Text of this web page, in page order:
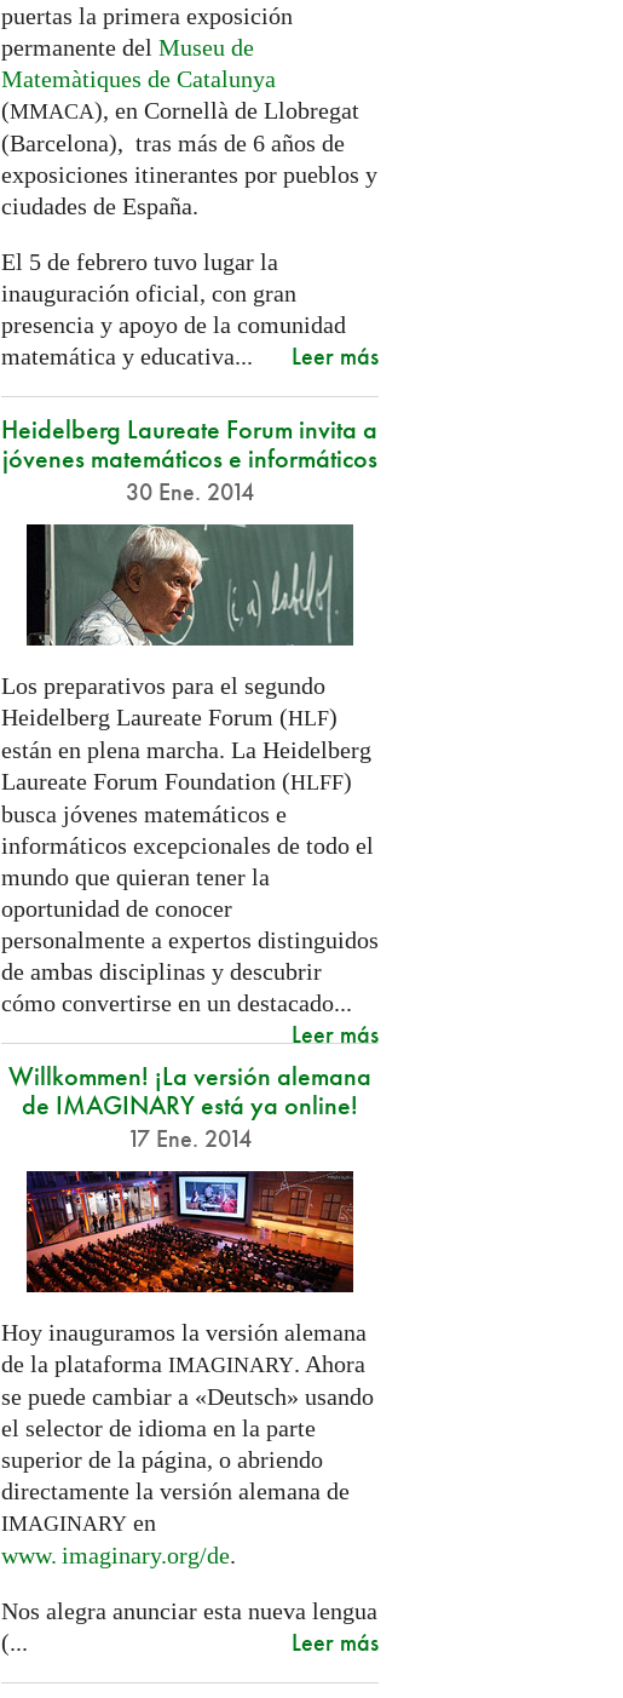
puertas la primera exposición
permanente del Museu de
Matemàtiques de Catalunya
(MMACA), en Cornellà de Llobregat
(Barcelona), tras más de 6 años de
exposiciones itinerantes por pueblos y
ciudades de España.
El 5 de febrero tuvo lugar la
inauguración oficial, con gran
presencia y apoyo de la comunidad
matemática y educativa...
Leer más
Heidelberg Laureate Forum invita a
jóvenes matemáticos e informáticos
30 Ene. 2014
Los preparativos para el segundo
Heidelberg Laureate Forum (HLF)
están en plena marcha. La Heidelberg
Laureate Forum Foundation (HLFF)
busca jóvenes matemáticos e
informáticos excepcionales de todo el
mundo que quieran tener la
oportunidad de conocer
personalmente a expertos distinguidos
de ambas disciplinas y descubrir
cómo convertirse en un destacado...
Leer más
Willkommen! ¡La versión alemana
de IMAGINARY está ya online!
17 Ene. 2014
Hoy inauguramos la versión alemana
de la plataforma IMAGINARY. Ahora
se puede cambiar a «Deutsch» usando
el selector de idioma en la parte
superior de la página, o abriendo
directamente la versión alemana de
IMAGINARYen
www. imaginary.org/de.
Nos alegra anunciar esta nueva lengua
(...
Leer más